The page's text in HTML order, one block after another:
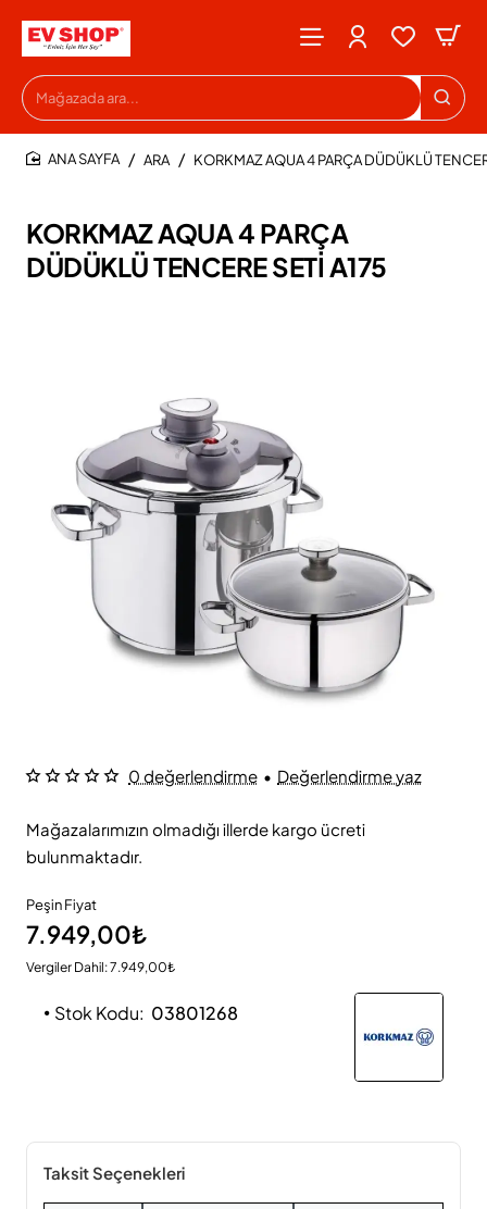
Mağazada
ara...
KORKMAZ AQUA 4 PARÇA
DÜDÜKLÜ TENCERE SETİ A175
ARA KORKMAZ AQUA 4 PARÇA DÜDÜKLÜ
Mağazalarımızın olmadığı illerde kargo ücreti
bulunmaktadır.
0 değerlendirme • Değerlendirme yaz
Peşin Fiyat
7.949,00₺
Vergiler Dahil: 7.949,00₺
Stok Kodu: 03801268
Taksit Seçenekleri